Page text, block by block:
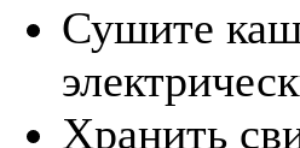
Сушите
Хранить